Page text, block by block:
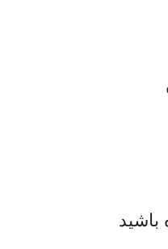
باشید